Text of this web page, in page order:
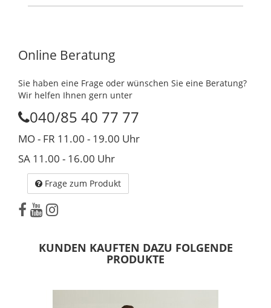
Online Beratung
Sie haben eine Frage oder wünschen Sie eine Beratung?
Wir helfen Ihnen gern unter
040/85 40 77 77
MO - FR 11.00 - 19.00 Uhr
SA 11.00 - 16.00 Uhr
Frage zum Produkt
KUNDEN KAUFTEN DAZU FOLGENDE
PRODUKTE